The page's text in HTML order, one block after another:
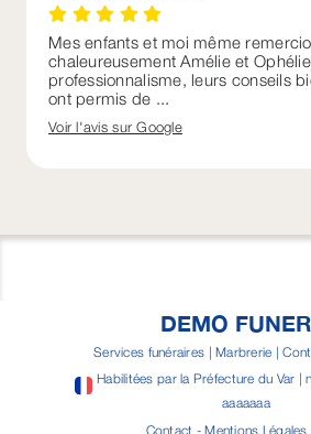
Mes enfants et moi même
chaleureusement Amélie et
professionnalisme, leurs conseils
ont permis de ...
Voir l'avis sur Google
DEMO
Services funéraires | Marbrerie |
Habilitées par la Préfecture du Var |
aaaaaaa
Contact -Mentions Légales